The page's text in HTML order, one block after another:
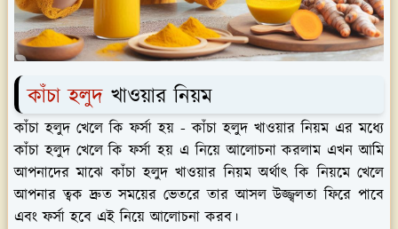
কাঁচা হলুদ খাওয়ার নিয়ম
কাঁচা হলুদ খেলে কি ফর্সা হয় - কাঁচা হলুদ খাওয়ার নিয়ম এর মধ্যে
কাঁচা হলুদ খেলে কি ফর্সা হয় এ নিয়ে আলোচনা করলাম এখন আমি
আপনাদের মাঝে কাঁচা হলুদ খাওয়ার নিয়ম অর্থাৎ কি নিয়মে খেলে
আপনার ত্বক দ্রুত সময়ের ভেতরে তার আসল উজ্জ্বলতা ফিরে পাবে
এবং ফর্সা হবে এই নিয়ে আলোচনা করব।